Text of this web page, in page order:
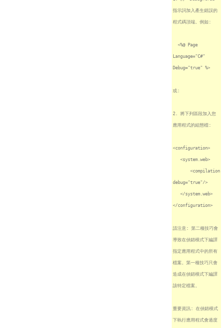
指示詞加入產生錯誤的
程式碼頂端。例如:
<%@ Page
Language="C#"
Debug="true" %>
或:
2. 將下列區段加入您
應用程式的組態檔:
<configuration>
<system.web>
<compilation
debug="true"/>
</system.web>
</configuration>
請注意: 第二種技巧會
導致在偵錯模式下編譯
指定應用程式中的所有
檔案。第一種技巧只會
造成在偵錯模式下編譯
該特定檔案。
重要資訊: 在偵錯模式
下執行應用程式會過度